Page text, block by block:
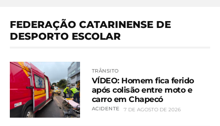
FEDERAÇÃO CATARINENSE DE
DESPORTO ESCOLAR
TRÂNSITO
VÍDEO: Homem fica ferido
após colisão entre moto e
carro em Chapecó
ACIDENTE 7 DE AGOSTO DE 2026